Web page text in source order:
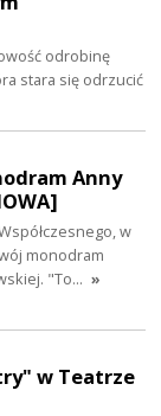
odrobinę
stara się odrzucić
Anny
w
monodram
"To… »
w Teatrze